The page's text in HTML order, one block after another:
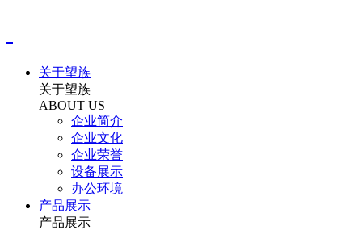
关于望族
关于望族
ABOUT US
企业简介
企业文化
企业荣誉
设备展示
办公环境
产品展示
产品展示